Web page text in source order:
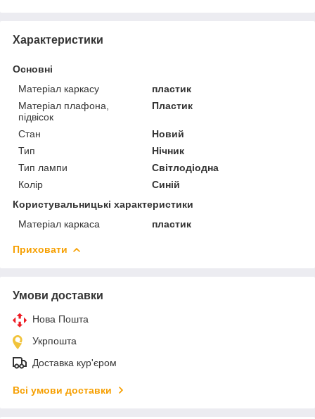
Характеристики
Основні
Матеріал каркасу
пластик
Матеріал плафона,
підвісок
Пластик
Стан
Новий
Тип
Нічник
Тип лампи
Світлодіодна
Колір
Синій
Користувальницькі характеристики
Матеріал каркаса
пластик
Приховати
Умови доставки
Нова Пошта
Укрпошта
Доставка кур'єром
Всі умови доставки